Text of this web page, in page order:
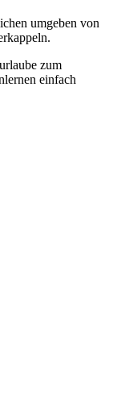
umgeben von
zum
einfach